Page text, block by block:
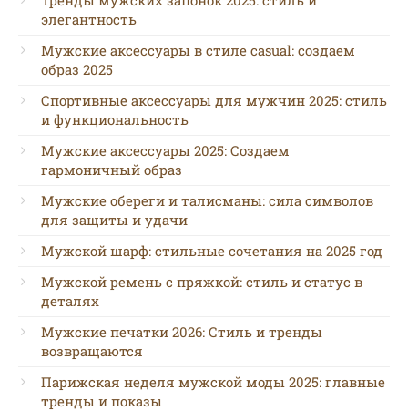
элегантность
Мужские аксессуары в стиле casual: создаем
образ 2025
Спортивные аксессуары для мужчин 2025: стиль
и функциональность
Мужские аксессуары 2025: Создаем
гармоничный образ
Мужские обереги и талисманы: сила символов
для защиты и удачи
Мужской шарф: стильные сочетания на 2025 год
Мужской ремень с пряжкой: стиль и статус в
деталях
Мужские печатки 2026: Стиль и тренды
возвращаются
Парижская неделя мужской моды 2025: главные
тренды и показы